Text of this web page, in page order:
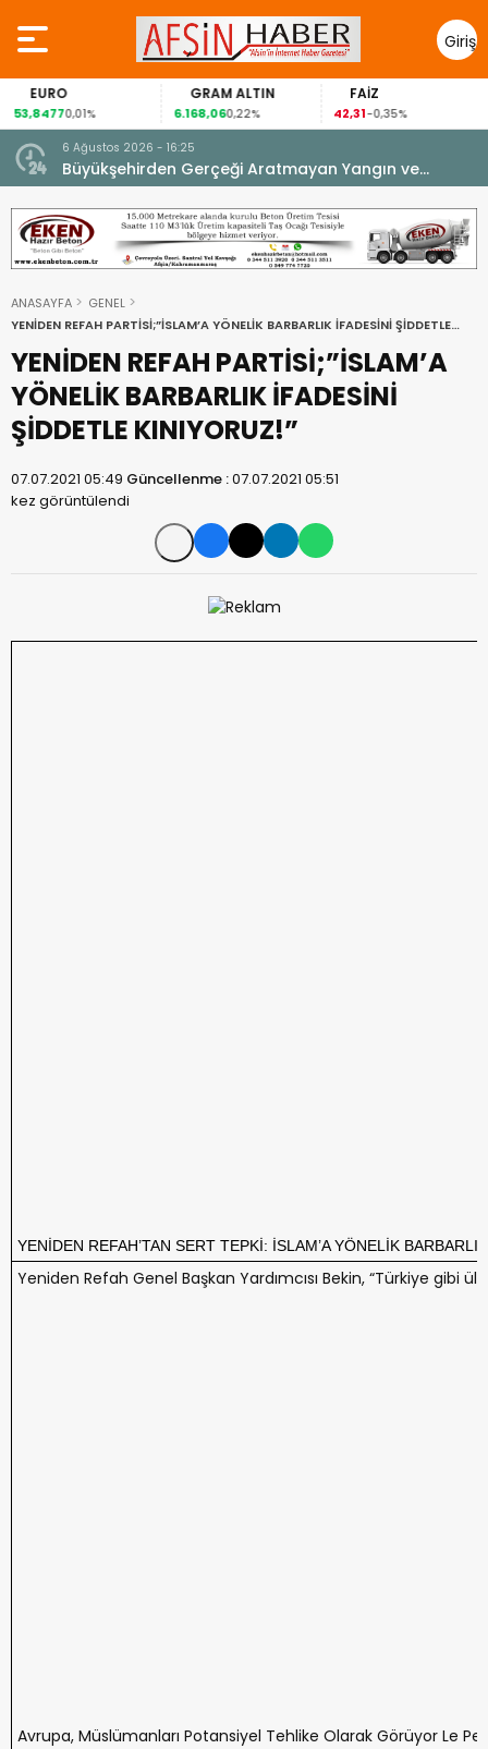
Giriş
Yap
EURO
53,84770,01%
GRAM ALTIN
6.168,060,22%
FAİZ
42,31-0,35%
6 Ağustos 2026 - 16:25
Büyükşehirden Gerçeği Aratmayan Yangın ve
Kurtarma Tatbikatı.
ANASAYFA
GENEL
YENİDEN REFAH PARTİSİ;”İSLAM’A YÖNELİK BARBARLIK İFADESİNİ ŞİDDETLE
KINIYORUZ!”
YENİDEN REFAH PARTİSİ;”İSLAM’A
YÖNELİK BARBARLIK İFADESİNİ
ŞİDDETLE KINIYORUZ!”
07.07.2021 05:49 Güncellenme :07.07.2021 05:51
kez görüntülendi
YENİDEN REFAH’TAN SERT TEPKİ: İSLAM’A YÖNELİK
Yeniden Refah Genel Başkan Yardımcısı Bekin, “Türkiye gibi
Avrupa, Müslümanları Potansiyel Tehlike Olarak Görüyor Le